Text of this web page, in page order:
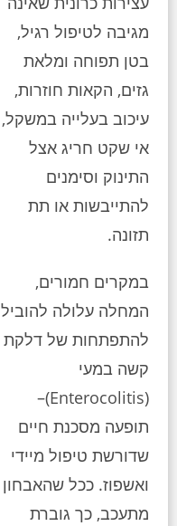
מגיבה לטיפול רגיל,
בטן תפוחה ומלאת
גזים, הקאות חוזרות,
עיכוב בעלייה במשקל,
אי שקט חריג אצל
התינוק וסימנים
להתייבשות או תת
תזונה.
במקרים חמורים,
המחלה עלולה להוביל
להתפתחות של דלקת
קשה במעי
(Enterocolitis)–
תופעה מסכנת חיים
שדורשת טיפול מיידי
ואשפוז. ככל שהאבחון
מתעכב, כך גוברת